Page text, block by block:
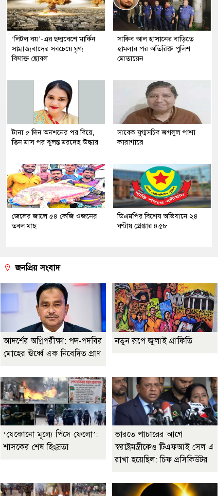
‘লিটল বয়’-এর ছদ্মবেশে মার্কিন
সাম্রাজ্যবাদের সবচেয়ে ঘৃণ্য
বিষাক্ত ছোবল
সাকিব আল হাসানের বাড়িতে
হামলার পর অতিরিক্ত পুলিশ
মোতায়েন
টানা ৫ দিন অনশনের পর বিয়ে,
তিন মাস পর ঝুলন্ত মরদেহ উদ্ধার
সাবেক যুগ্মসচিব জগলুল পাশা
কারাগারে
জেলের জালে ৫৪ কেজি ওজনের
তবল মাছ
ডিএমপির বিশেষ অভিযানে ২৪
ঘণ্টায় গ্রেপ্তার ৪৫৮
জনপ্রিয় সংবাদ
আদর্শের অগ্নিপরীক্ষা: পদ-পদবির
মোহের ঊর্ধ্বে এক নিবেদিত প্রাণ
নতুন রূপে জুলাই গ্রাফিতি
‘যেকোনো মূল্যে পিসে ফেলো’:
শাসকের শেষ হিংস্রতা
ভারতে পাচারের আগে
স্বরাষ্ট্রমন্ত্রীকেও টিএফআই সেল এ
রাখা হয়েছিল: চিফ প্রসিকিউটর